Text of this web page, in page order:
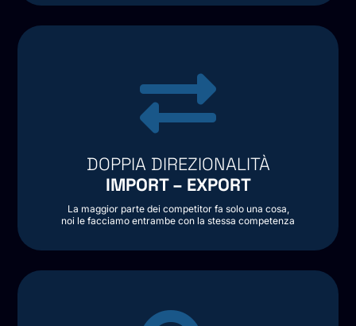

DOPPIA DIREZIONALITÀ
IMPORT – EXPORT
La maggior parte dei competitor fa solo una cosa,
noi le facciamo entrambe con la stessa competenza